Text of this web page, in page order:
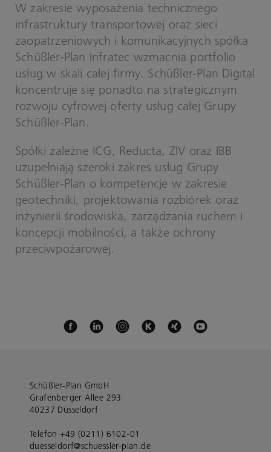
W zakresie wyposażenia technicznego
infrastruktury transportowej oraz sieci
zaopatrzeniowych i komunikacyjnych spółka
Schüßler-Plan Infratec wzmacnia portfolio
usług w skali całej firmy. Schüßler-Plan Digital
koncentruje się ponadto na strategicznym
rozwoju cyfrowej oferty usług całej Grupy
Schüßler-Plan.
Spółki zależne ICG, Reducta, ZIV oraz IBB
uzupełniają szeroki zakres usług Grupy
Schüßler-Plan o kompetencje w zakresie
geotechniki, projektowania rozbiórek oraz
inżynierii środowiska, zarządzania ruchem i
koncepcji mobilności, a także ochrony
przeciwpożarowej.
Schüßler-Plan GmbH
Grafenberger Allee 293
40237 Düsseldorf
Telefon +49 (0211) 6102-01
duesseldorf@schuessler-plan.de